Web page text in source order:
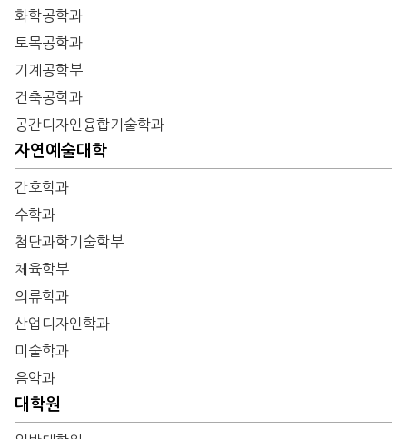
화학공학과
토목공학과
기계공학부
건축공학과
공간디자인융합기술학과
자연예술대학
간호학과
수학과
첨단과학기술학부
체육학부
의류학과
산업디자인학과
미술학과
음악과
대학원